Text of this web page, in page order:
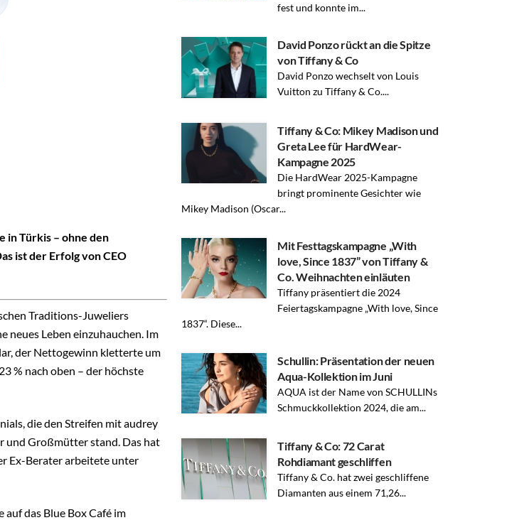
in Türkis – ohne den
ist der Erfolg von CEO
Traditions-Juweliers
neues Leben einzuhauchen. Im
der Nettogewinn kletterte um
% nach oben – der höchste
die den Streifen mit audrey
und Großmütter stand. Das hat
Ex-Berater arbeitete unter
das Blue Box Café im
fest und konnte im...
David Ponzo rückt an die Spitze
von Tiffany & Co
David Ponzo wechselt von Louis
Vuitton zu Tiffany & Co....
Tiffany & Co: Mikey Madison und
Greta Lee für HardWear-
Kampagne 2025
Die HardWear 2025-Kampagne
bringt prominente Gesichter wie
Mikey Madison (Oscar...
Mit Festtagskampagne „With
love, Since 1837” von Tiffany &
Co. Weihnachten einläuten
Tiffany präsentiert die 2024
Feiertagskampagne „With love, Since
1837“. Diese...
Schullin: Präsentation der neuen
Aqua-Kollektion im Juni
AQUA ist der Name von SCHULLINs
Schmuckkollektion 2024, die am...
Tiffany & Co: 72 Carat
Rohdiamant geschliffen
Tiffany & Co. hat zwei geschliffene
Diamanten aus einem 71,26...